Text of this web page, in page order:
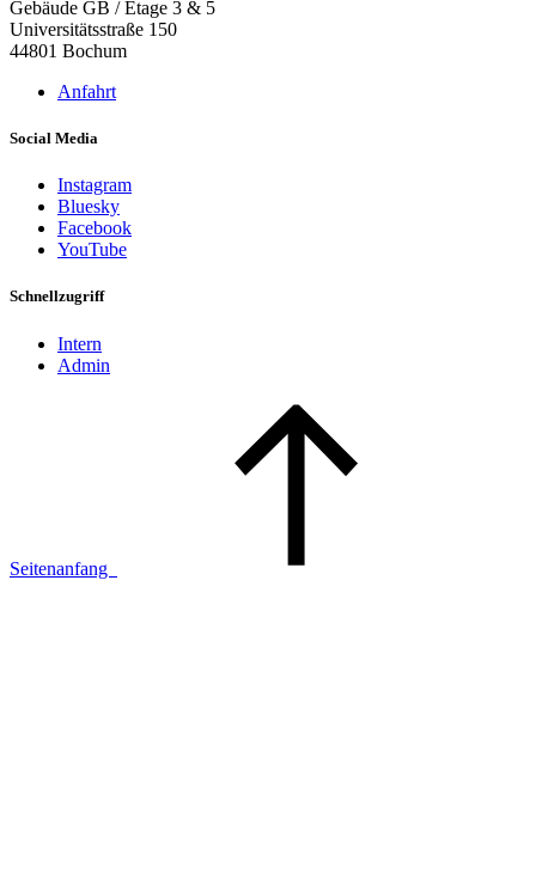
Gebäude GB / Etage 3 & 5
Universitätsstraße 150
44801 Bochum
Anfahrt
Social Media
Instagram
Bluesky
Facebook
YouTube
Schnellzugriff
Intern
Admin
Seitenanfang